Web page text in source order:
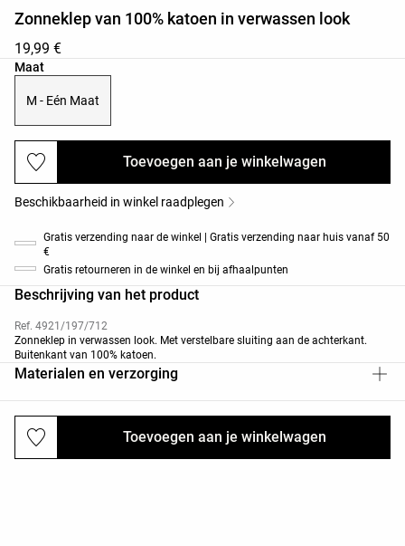
Zonneklep van 100% katoen in verwassen look
19,99 €
Maat
Lijst met productmaten
M - Eén Maat
Toevoegen aan je winkelwagen
Toevoegen aan je winkelwagen
Beschikbaarheid in winkel raadplegen
Gratis verzending naar de winkel | Gratis verzending naar huis vanaf 50
€
Gratis retourneren in de winkel en bij afhaalpunten
Beschrijving van het product
Ref. 4921/197/712
Zonneklep in verwassen look. Met verstelbare sluiting aan de achterkant.
Buitenkant van 100% katoen.
Materialen en verzorging
Verzendingen en retourneringen